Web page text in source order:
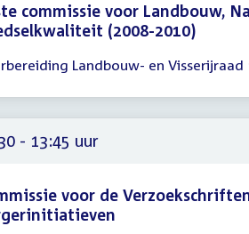
commissie voor Landbouw,
(2008-2010)
Landbouw- en Visserijraad
- 13:45 uur
voor de